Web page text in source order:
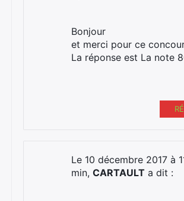
Bonjour
et merci pour ce
La réponse est La note
Le 10 décembre 2017 à
min, CARTAULT a dit :